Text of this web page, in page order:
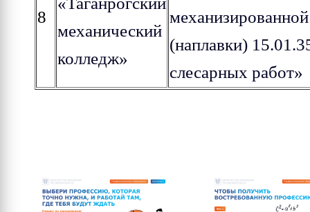
8
механический
колледж»
(наплавки)
слесарных работ»